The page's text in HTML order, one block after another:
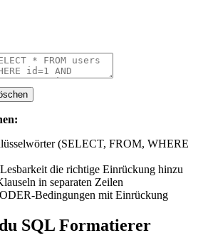
(SELECT, FROM, WHERE
die richtige Einrückung hinzu
in separaten Zeilen
Bedingungen mit Einrückung
SQL Formatierer